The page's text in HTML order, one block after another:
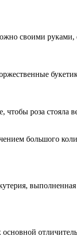
своими руками,
роза стояла
большого
выполненная